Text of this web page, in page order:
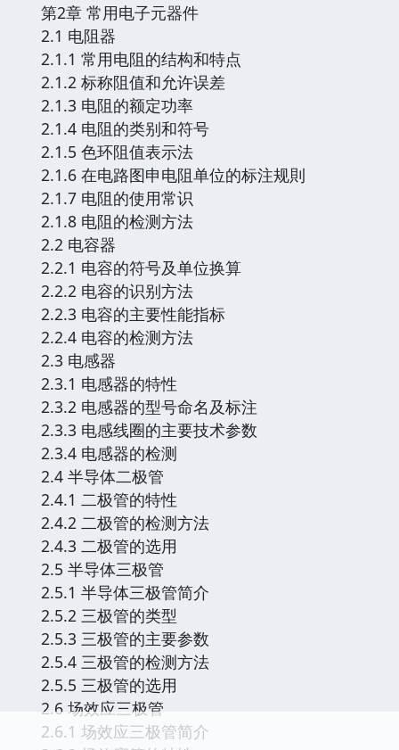
第2章 常用电子元器件
2.1 电阻器
2.1.1 常用电阻的结构和特点
2.1.2 标称阻值和允许误差
2.1.3 电阻的额定功率
2.1.4 电阻的类别和符号
2.1.5 色环阻值表示法
2.1.6 在电路图申电阻单位的标注规則
2.1.7 电阻的使用常识
2.1.8 电阻的检测方法
2.2 电容器
2.2.1 电容的符号及单位换算
2.2.2 电容的识别方法
2.2.3 电容的主要性能指标
2.2.4 电容的检测方法
2.3 电感器
2.3.1 电感器的特性
2.3.2 电感器的型号命名及标注
2.3.3 电感线圈的主要技术参数
2.3.4 电感器的检测
2.4 半导体二极管
2.4.1 二极管的特性
2.4.2 二极管的检测方法
2.4.3 二极管的选用
2.5 半导体三极管
2.5.1 半导体三极管简介
2.5.2 三极管的类型
2.5.3 三极管的主要参数
2.5.4 三极管的检测方法
2.5.5 三极管的选用
2.6 场效应三极管
2.6.1 场效应三极管简介